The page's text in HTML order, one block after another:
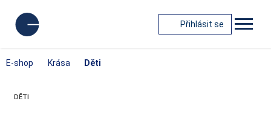
Přihlásit se
E-shop Krása Děti
DĚTI